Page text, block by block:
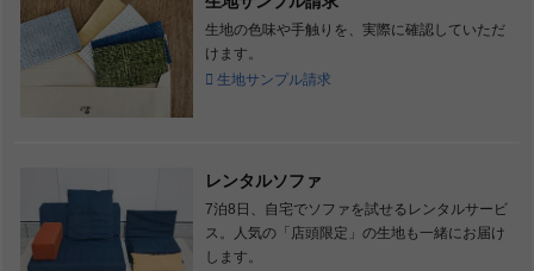
生地の色味や手触りを、実際に確認していただ
けます。
生地サンプル請求
レンタルソファ
7泊8日、自宅でソファを試せるレンタルサービ
ス。人気の「店頭限定」の生地も一緒にお届け
します。